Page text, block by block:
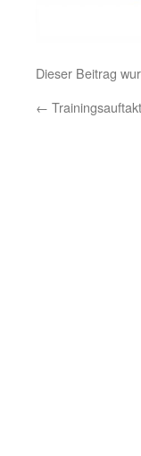
Dieser Beitrag
←